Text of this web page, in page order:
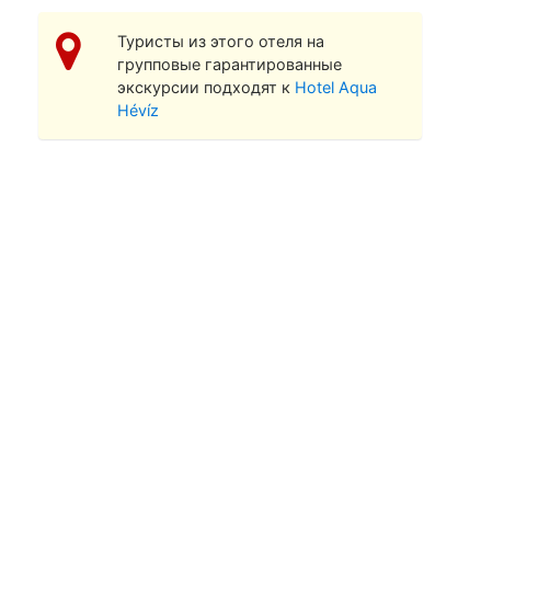
Туристы из этого отеля на
групповые гарантированные
экскурсии подходят к Hotel Aqua
Hévíz